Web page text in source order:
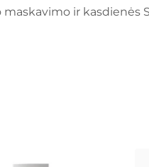
ir kasdienės